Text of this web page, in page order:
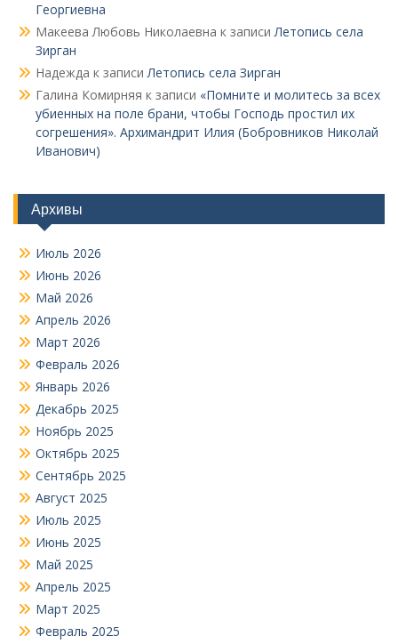
Георгиевна
Макеева Любовь Николаевна к записиЛетопись села
Зирган
Надежда к записиЛетопись села Зирган
Галина Комирняя к записи «Помните и молитесь за всех
убиенных на поле брани, чтобы Господь простил их
согрешения». Архимандрит Илия (Бобровников Николай
Иванович)
Архивы
Июль 2026
Июнь 2026
Май 2026
Апрель 2026
Март 2026
Февраль 2026
Январь 2026
Декабрь 2025
Ноябрь 2025
Октябрь 2025
Сентябрь 2025
Август 2025
Июль 2025
Июнь 2025
Май 2025
Апрель 2025
Март 2025
Февраль 2025